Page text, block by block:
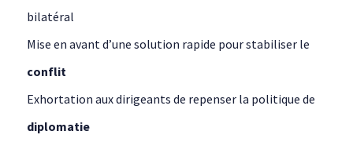
bilatéral
Mise en avant d’une solution rapide pour stabiliser le
conflit
Exhortation aux dirigeants de repenser la politique de
diplomatie